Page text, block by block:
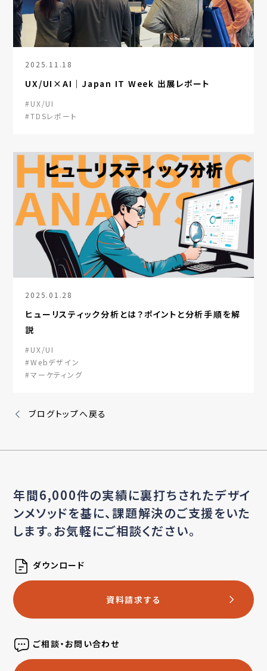
2025.11.18
UX/UI×AI｜Japan IT Week 出展レポート
#UX/UI
#TDSレポート
2025.01.28
ヒューリスティック分析とは？ポイントと分析手順を解
説
#UX/UI
#Webデザイン
#マーケティング
ブログトップへ戻る
年間6,000件の実績に裏打ちされたデザイ
ンメソッドを基に、課題解決のご支援をいた
します。お気軽にご相談ください。
ダウンロード
資料請求する
ご相談・お問い合わせ